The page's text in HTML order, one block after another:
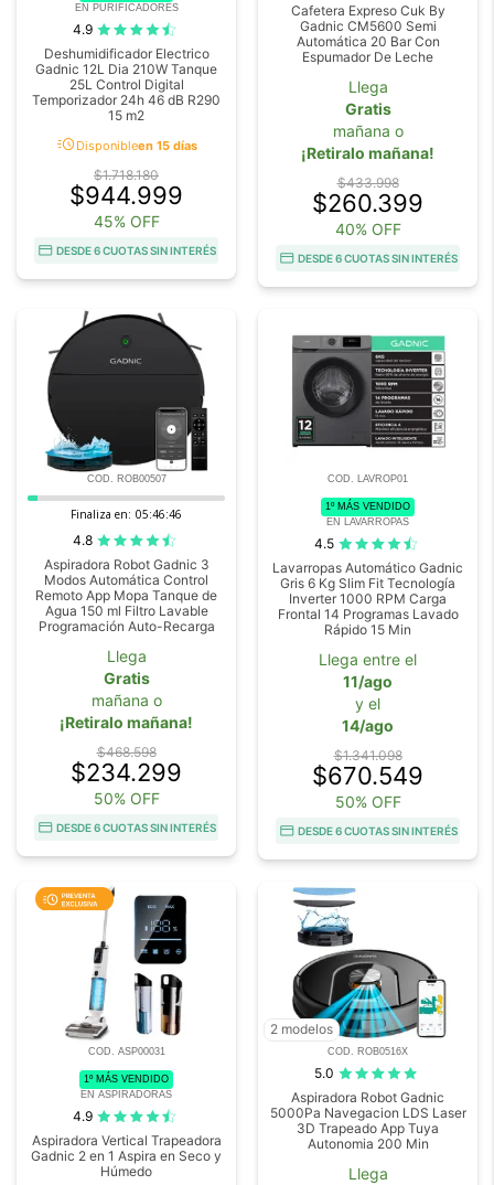
EN PURIFICADORES
4.9
Deshumidificador Electrico
Gadnic 12L Dia 210W Tanque
25L Control Digital
Temporizador 24h 46 dB R290
15 m2
acuteDisponibleen 15 días
$1.718.180
$944.999
45% OFF
DESDE 6 CUOTAS SIN INTERÉS
Cafetera Expreso Cuk By
Gadnic CM5600 Semi
Automática 20 Bar Con
Espumador De Leche
Llega
Gratis
mañana o
¡Retiralo mañana!
$433.998
$260.399
40% OFF
DESDE 6 CUOTAS SIN INTERÉS
COD. ROB00507
Finaliza en: 05:46:44
4.8
Aspiradora Robot Gadnic 3
Modos Automática Control
Remoto App Mopa Tanque de
Agua 150 ml Filtro Lavable
Programación Auto-Recarga
Llega
Gratis
mañana o
¡Retiralo mañana!
$468.598
$234.299
50% OFF
DESDE 6 CUOTAS SIN INTERÉS
COD. LAVROP01
1º MÁS VENDIDO
EN LAVARROPAS
4.5
Lavarropas Automático Gadnic
Gris 6 Kg Slim Fit Tecnología
Inverter 1000 RPM Carga
Frontal 14 Programas Lavado
Rápido 15 Min
Llega entre el
11/ago
y el
14/ago
$1.341.098
$670.549
50% OFF
DESDE 6 CUOTAS SIN INTERÉS
COD. ASP00031
1º MÁS VENDIDO
EN ASPIRADORAS
4.9
Aspiradora Vertical Trapeadora
Gadnic 2 en 1 Aspira en Seco y
Húmedo
2 modelos
COD. ROB0516X
5.0
Aspiradora Robot Gadnic
5000Pa Navegacion LDS Laser
3D Trapeado App Tuya
Autonomia 200 Min
Llega